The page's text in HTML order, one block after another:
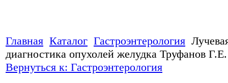
Главная Каталог Гастроэнтерология
диагностика опухолей желудка Труфанов Г.Е.
Вернуться к: Гастроэнтерология